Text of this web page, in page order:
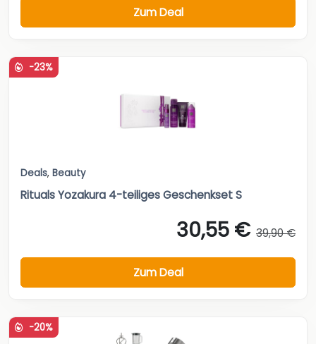
Zum Deal
-23%
Deals, Beauty
Rituals Yozakura 4-teiliges Geschenkset S
30,55 € 39,90 €
Zum Deal
-20%